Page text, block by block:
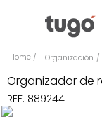
Organización
Organizador de
REF: 889244
Comedor
Silla